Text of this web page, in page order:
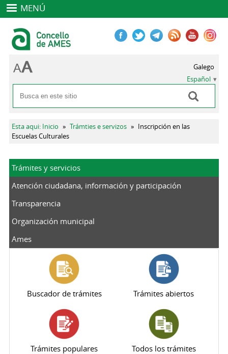
MENÚ
Formulario de búsqueda
Buscar
Galego
Español
Se encuentra usted aquí
Esta aqui: Inicio » Trámties e servizos » Inscripción en las
Escuelas Culturales
Trámites y servicios
Atención ciudadana, información y participación
Transparencia
Organización municipal
Ames
Buscador de trámites Trámites abiertos
Trámites populares Todos los trámites